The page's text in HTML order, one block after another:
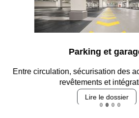
Parking et
Entre circulation, sécurisation des
revêtements et
Lire le dossier